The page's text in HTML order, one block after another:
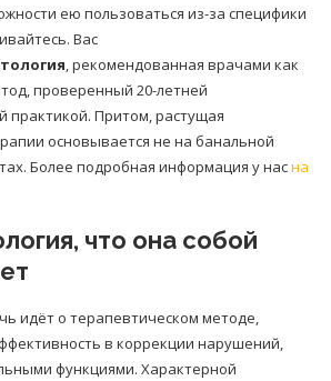
ею пользоваться из-за специфики
Вас
, рекомендованная врачами как
проверенный 20-летней
практикой. Притом, растущая
основывается не на банальной
Более подробная информация у насна
что она собой
идёт о терапевтическом методе,
в коррекции нарушений,
функциями. Характерной